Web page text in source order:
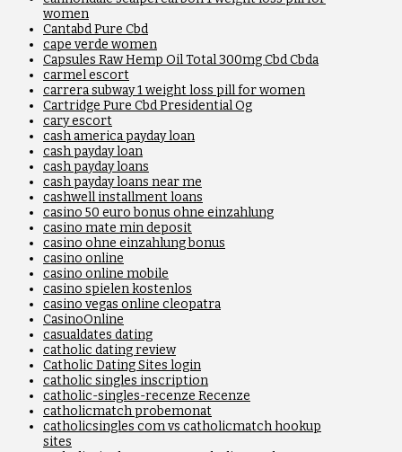
women
Cantabd Pure Cbd
cape verde women
Capsules Raw Hemp Oil Total 300mg Cbd Cbda
carmel escort
carrera subway 1 weight loss pill for women
Cartridge Pure Cbd Presidential Og
cary escort
cash america payday loan
cash payday loan
cash payday loans
cash payday loans near me
cashwell installment loans
casino 50 euro bonus ohne einzahlung
casino mate min deposit
casino ohne einzahlung bonus
casino online
casino online mobile
casino spielen kostenlos
casino vegas online cleopatra
CasinoOnline
casualdates dating
catholic dating review
Catholic Dating Sites login
catholic singles inscription
catholic-singles-recenze Recenze
catholicmatch probemonat
catholicsingles com vs catholicmatch hookup
sites